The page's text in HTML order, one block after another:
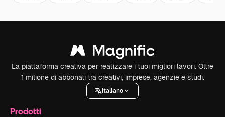
La piattaforma creativa per realizzare i tuoi migliori lavori. Oltre
1 milione di abbonati tra creativi, imprese, agenzie e studi.
Italiano
Prodotti